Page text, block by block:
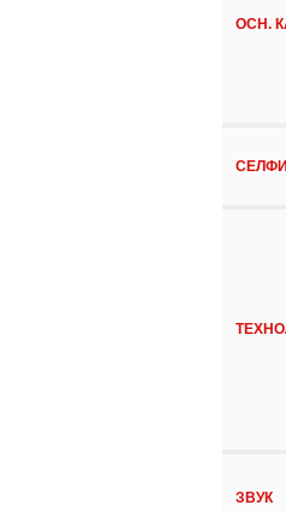
ОСН.
ЗВУК